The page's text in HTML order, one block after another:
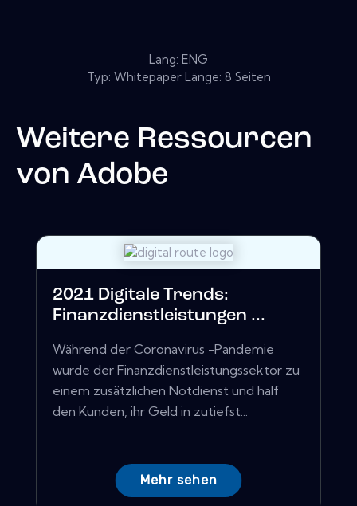
Lang: ENG
Typ: Whitepaper Länge: 8 Seiten
Weitere Ressourcen
von Adobe
2021 Digitale Trends:
Finanzdienstleistungen ...
Während der Coronavirus -Pandemie
wurde der Finanzdienstleistungssektor zu
einem zusätzlichen Notdienst und half
den Kunden, ihr Geld in zutiefst...
Mehr sehen